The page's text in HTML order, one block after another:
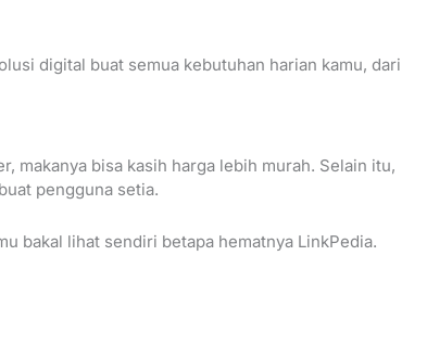
digital buat semua kebutuhan harian kamu, dari
makanya bisa kasih harga lebih murah. Selain itu,
pengguna setia.
bakal lihat sendiri betapa hematnya LinkPedia.